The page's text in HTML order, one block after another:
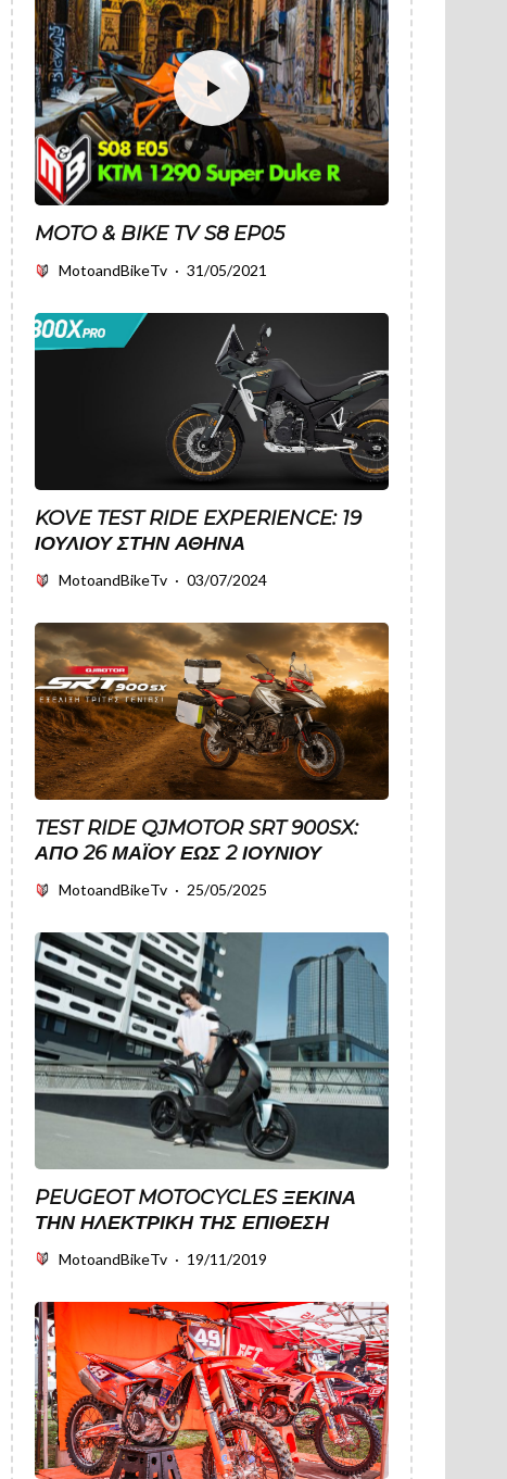
MOTO & BIKE TV S8 EP05
MotoandBikeTv · 31/05/2021
KOVE TEST RIDE EXPERIENCE: 19
ΙΟΥΛΊΟΥ ΣΤΗΝ ΑΘΉΝΑ
MotoandBikeTv · 03/07/2024
TEST RIDE QJMOTOR SRT 900SX:
ΑΠΌ 26 ΜΑΪ́ΟΥ ΈΩΣ 2 ΙΟΥΝΊΟΥ
MotoandBikeTv · 25/05/2025
PEUGEOT MOTOCYCLES ΞΕΚΙΝΆ
ΤΗΝ ΗΛΕΚΤΡΙΚΉ ΤΗΣ ΕΠΊΘΕΣΗ
MotoandBikeTv · 19/11/2019